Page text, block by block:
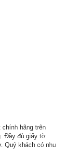
chính hãng trên
Đầy đủ giấy tờ
Quý khách có nhu